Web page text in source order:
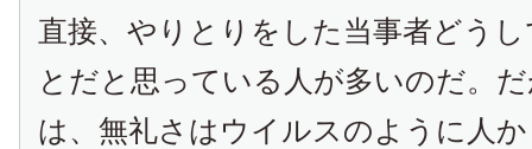
直接、やりとりをした当事者どう
とだと思っている人が多いのだ。
は、無礼さはウイルスのように人